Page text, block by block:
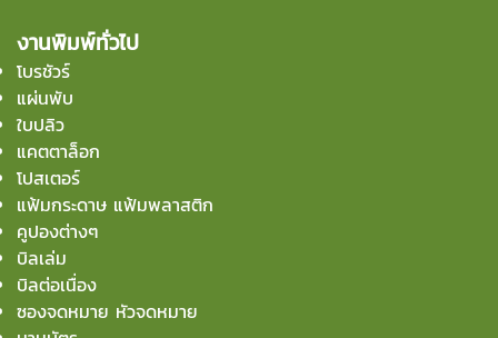
งานพิมพ์ทั่วไป
โบรชัวร์
แผ่นพับ
ใบปลิว
แคตตาล็อก
โปสเตอร์
แฟ้มกระดาษ แฟ้มพลาสติก
คูปองต่างๆ
บิลเล่ม
บิลต่อเนื่อง
ซองจดหมาย หัวจดหมาย